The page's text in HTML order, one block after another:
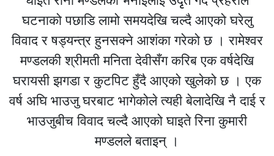
घटनाको पछाडि लामो समयदेखि चल्दै आएको घरेलु
विवाद र षड्यन्त्र हुनसक्ने आशंका गरेको छ । रामेश्वर
मण्डलकी श्रीमती मनिता देवीसँग करिब एक वर्षदेखि
घरायसी झगडा र कुटपिट हुँदै आएको खुलेको छ । एक
वर्ष अघि भाउजु घरबाट भागेकोले त्यही बेलादेखि नै दाई र
भाउजुबीच विवाद चल्दै आएको घाइते रिना कुमारी
मण्डलले बताइन् ।